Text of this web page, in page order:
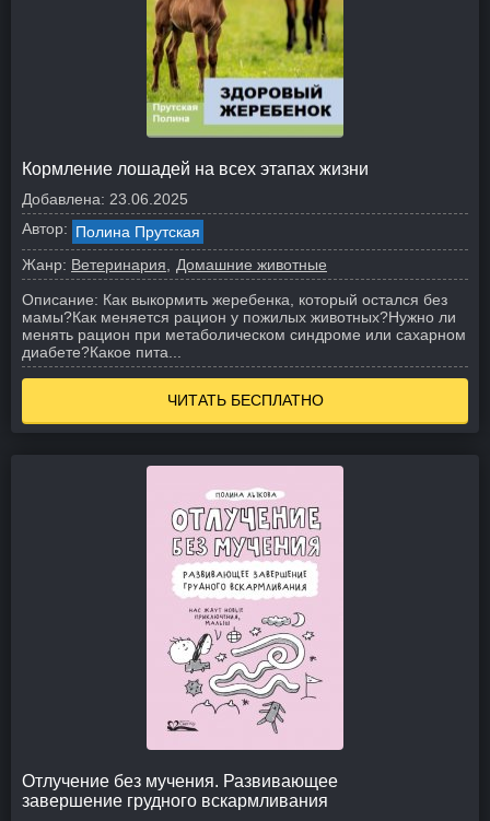
Кормление лошадей на всех этапах жизни
Добавлена: 23.06.2025
Автор: Полина Прутская
Жанр: Ветеринария
Домашние животные
Описание: Как выкормить жеребенка, который остался без
мамы?Как меняется рацион у пожилых животных?Нужно ли
менять рацион при метаболическом синдроме или сахарном
диабете?Какое пита...
ЧИТАТЬ БЕСПЛАТНО
Отлучение без мучения. Развивающее
завершение грудного вскармливания